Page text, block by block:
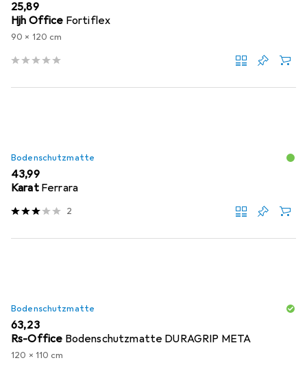
EUR
25,89
Hjh Office Fortiflex
90 x 120 cm
Bodenschutzmatte
EUR
43,99
Karat Ferrara
2
Bodenschutzmatte
EUR
63,23
Rs-Office Bodenschutzmatte DURAGRIP META
120 x 110 cm